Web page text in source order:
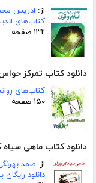
از: ادریس
کتاب‌های
۱۳۲ صفحه
دانلود کتاب تمرکز
کتاب‌های
۱۵۰ صفحه
دانلود کتاب ماهی سیاه
از: صمد
دانلود